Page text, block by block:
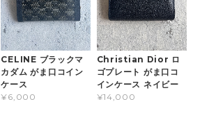
CELINE ブラックマ
カダム がま口コイン
ケース
¥6,000
Christian Dior ロ
ゴプレート がま口コ
インケース ネイビー
¥14,000